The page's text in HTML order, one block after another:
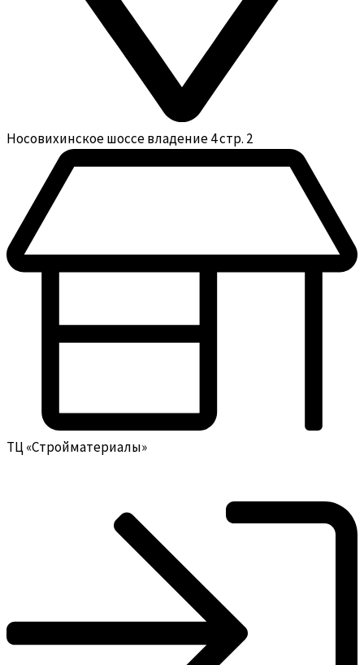
Носовихинское шоссе владение 4 стр. 2
ТЦ «Стройматериалы»